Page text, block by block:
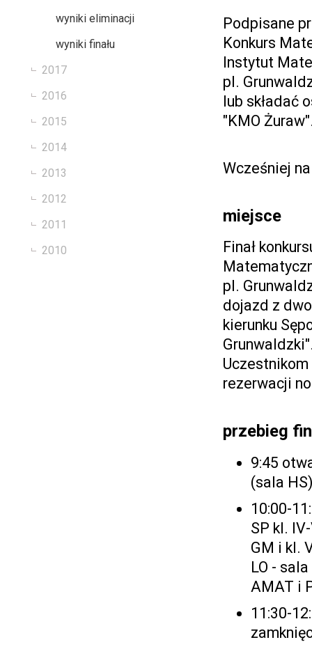
wyniki eliminacji
wyniki finału
2017
2016
2015
2014
2013
2012
2011
2010
Podpisane
Konkurs
Instytut
pl.
lub składać
"KMO
Wcześniej
miejsce
Finał
pl.
dojazd z
kierunku
rezerwacji
przebieg
9:45
(sala HS)
10:00-
SP kl.
GM i kl.
LO -
AMAT i
11:30-